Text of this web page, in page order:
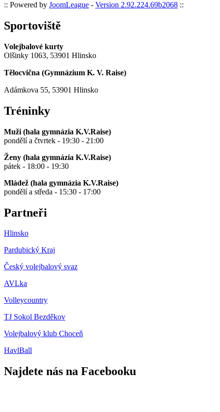
:: Powered by JoomLeague - Version 2.92.224.69b2068 ::
Sportoviště
Volejbalové kurty
Olšinky 1063, 53901 Hlinsko
Tělocvična (Gymnázium K. V. Raise)
Adámkova 55, 53901 Hlinsko
Tréninky
Muži (hala gymnázia K.V.Raise)
pondělí a čtvrtek - 19:30 - 21:00
Ženy (hala gymnázia K.V.Raise)
pátek - 18:00 - 19:30
Mládež (hala gymnázia K.V.Raise)
pondělí a středa - 15:30 - 17:00
Partneři
Hlinsko
Pardubický Kraj
Český volejbalový svaz
AVLka
Volleycountry
TJ Sokol Bezděkov
Volejbalový klub Choceň
HavlBall
Najdete nás na Facebooku